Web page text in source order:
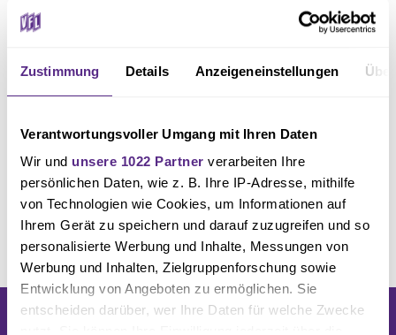
Zustimmung Details Anzeigeneinstellungen
Verantwortungsvoller Umgang mit Ihren Daten
Wir und unsere 1022 Partner verarbeiten Ihre
persönlichen Daten, wie z. B. Ihre IP-Adresse, mithilfe
von Technologien wie Cookies, um Informationen auf
Ihrem Gerät zu speichern und darauf zuzugreifen und so
personalisierte Werbung und Inhalte, Messungen von
Werbung und Inhalten, Zielgruppenforschung sowie
Entwicklung von Angeboten zu ermöglichen. Sie
entscheiden darüber, wer Ihre Daten für welche Zwecke